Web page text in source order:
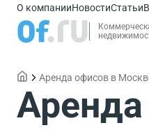
О компанииНовостиСтатьи
Аренда офисов в